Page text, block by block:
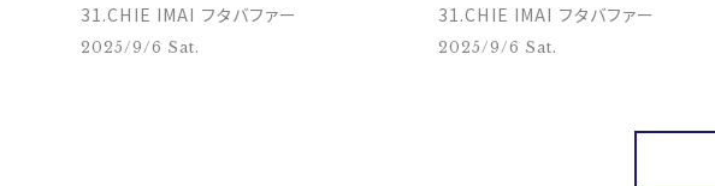
31.CHIE IMAI フタバファー
2025/9/6 Sat.
31.CHIE IMAI フタバファー
2025/9/6 Sat.